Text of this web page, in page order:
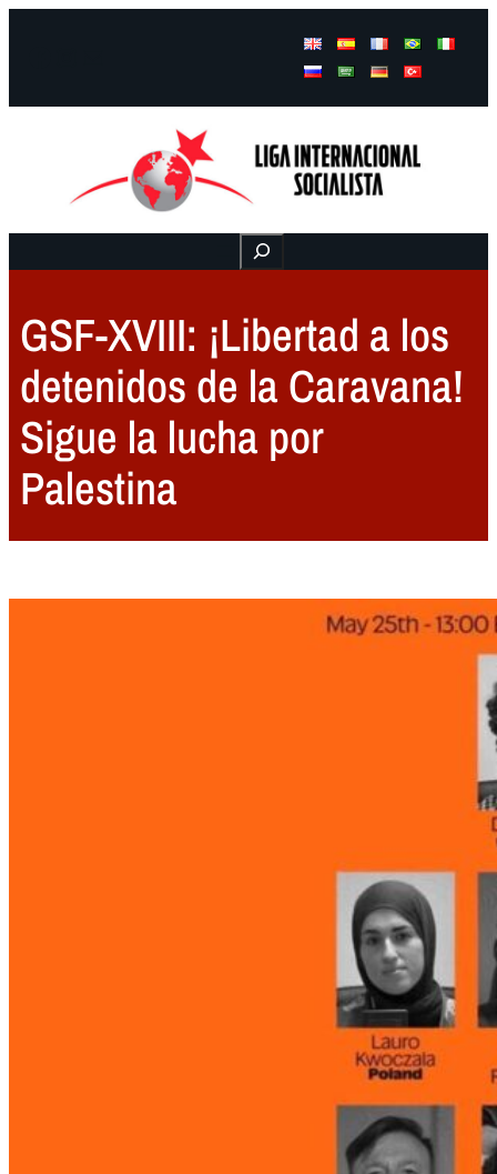
Buscar
GSF-XVIII: ¡Libertad a los
detenidos de la Caravana!
Sigue la lucha por
Palestina